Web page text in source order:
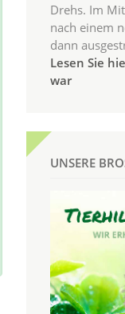
Drehs. Im
nach einem
dann
Lesen Sie
war
UNSERE